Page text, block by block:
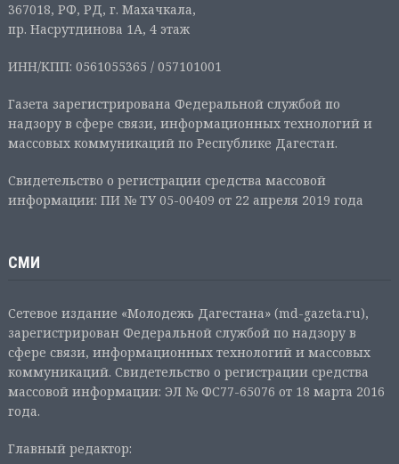
367018, РФ, РД, г. Махачкала,
пр. Насрутдинова 1А, 4 этаж
ИНН/КПП: 0561055365 / 057101001
Газета зарегистрирована Федеральной службой по
надзору в сфере связи, информационных технологий и
массовых коммуникаций по Республике Дагестан.
Свидетельство о регистрации средства массовой
информации: ПИ № ТУ 05-00409 от 22 апреля 2019 года
СМИ
Сетевое издание «Молодежь Дагестана» (md-gazeta.ru),
зарегистрирован Федеральной службой по надзору в
сфере связи, информационных технологий и массовых
коммуникаций. Свидетельство о регистрации средства
массовой информации: ЭЛ № ФС77-65076 от 18 марта 2016
года.
Главный редактор: